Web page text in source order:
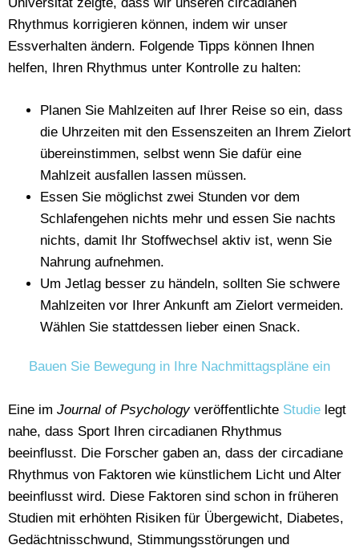
Rhythmus korrigieren können, indem wir unser
Essverhalten ändern. Folgende Tipps können Ihnen
helfen, Ihren Rhythmus unter Kontrolle zu halten:
Planen Sie Mahlzeiten auf Ihrer Reise so ein, dass
die Uhrzeiten mit den Essenszeiten an Ihrem Zielort
übereinstimmen, selbst wenn Sie dafür eine
Mahlzeit ausfallen lassen müssen.
Essen Sie möglichst zwei Stunden vor dem
Schlafengehen nichts mehr und essen Sie nachts
nichts, damit Ihr Stoffwechsel aktiv ist, wenn Sie
Nahrung aufnehmen.
Um Jetlag besser zu händeln, sollten Sie schwere
Mahlzeiten vor Ihrer Ankunft am Zielort vermeiden.
Wählen Sie stattdessen lieber einen Snack.
Bauen Sie Bewegung in Ihre Nachmittagspläne ein
Eine im Journal of Psychologyveröffentlichte Studie legt
nahe, dass Sport Ihren circadianen Rhythmus
beeinflusst. Die Forscher gaben an, dass der circadiane
Rhythmus von Faktoren wie künstlichem Licht und Alter
beeinflusst wird. Diese Faktoren sind schon in früheren
Studien mit erhöhten Risiken für Übergewicht, Diabetes,
Gedächtnisschwund, Stimmungsstörungen und